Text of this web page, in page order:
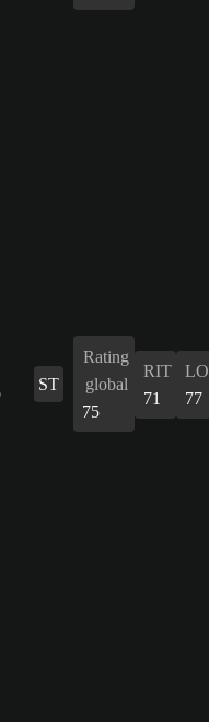
ST
Rating
global
75
RIT
71
77